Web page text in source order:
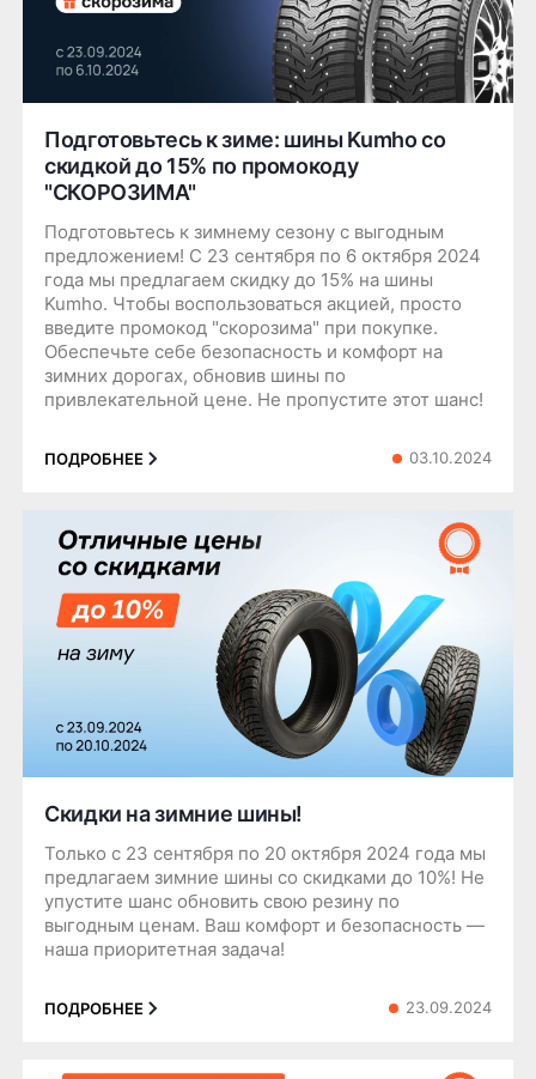
Подготовьтесь к зиме: шины Kumho со
скидкой до 15% по промокоду
"СКОРОЗИМА"
Подготовьтесь к зимнему сезону с выгодным
предложением! С 23 сентября по 6 октября 2024
года мы предлагаем скидку до 15% на шины
Kumho. Чтобы воспользоваться акцией, просто
введите промокод "скорозима" при покупке.
Обеспечьте себе безопасность и комфорт на
зимних дорогах, обновив шины по
привлекательной цене. Не пропустите этот шанс!
ПОДРОБНЕЕ 03.10.2024
Скидки на зимние шины!
Только с 23 сентября по 20 октября 2024 года мы
предлагаем зимние шины со скидками до 10%! Не
упустите шанс обновить свою резину по
выгодным ценам. Ваш комфорт и безопасность —
наша приоритетная задача!
ПОДРОБНЕЕ 23.09.2024